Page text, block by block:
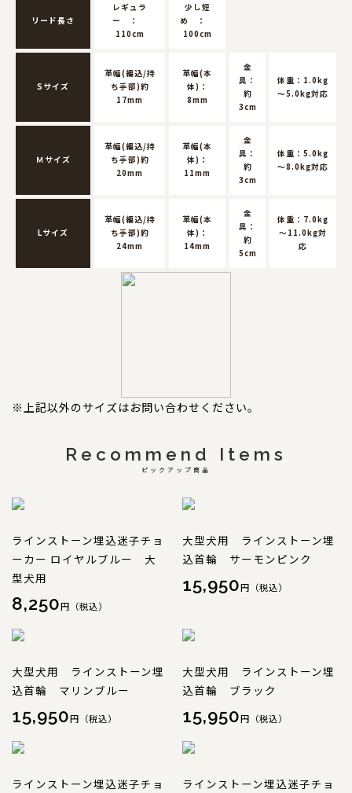
リード長さ
レギュラ
ー ：
110cm
少し短
め ：
100cm
Sサイズ
革幅(編込/持
ち手部)約
17mm
革幅(本
体)：
8mm
金
具：
約
3cm
体重：1.0kg
～5.0kg対応
Ｍサイズ
革幅(編込/持
ち手部)約
20mm
革幅(本
体)：
11mm
金
具：
約
3cm
体重：5.0kg
～8.0kg対応
Lサイズ
革幅(編込/持
ち手部)約
24mm
革幅(本
体)：
14mm
金
具：
約
5cm
体重：7.0kg
～11.0kg対
応
※上記以外のサイズはお問い合わせください。
Recommend Items
ピックアップ商品
ラインストーン埋込迷子チョ
ーカー ロイヤルブルー 大
型犬用
8,250円（税込）
大型犬用 ラインストーン埋
込首輪 サーモンピンク
15,950円（税込）
大型犬用 ラインストーン埋
込首輪 マリンブルー
15,950円（税込）
大型犬用 ラインストーン埋
込首輪 ブラック
15,950円（税込）
ラインストーン埋込迷子チョ
ラインストーン埋込迷子チョ